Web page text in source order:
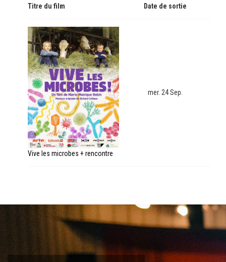
Titre du film Date de sortie
Vive les microbes + rencontre
mer. 24 Sep.